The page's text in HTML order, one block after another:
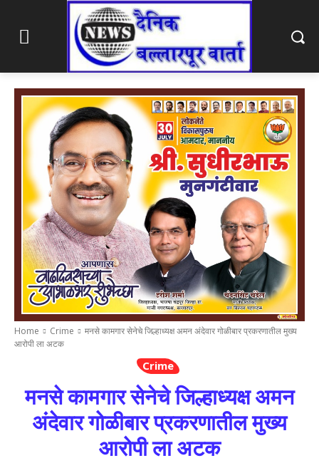
Home Crime
मनसे कामगार सेनेचे जिल्हाध्यक्ष अमन अंदेवार गोळीबार प्रकरणातील मुख्य
आरोपी ला अटक
Crime
मनसे कामगार सेनेचे जिल्हाध्यक्ष अमन
अंदेवार गोळीबार प्रकरणातील मुख्य
आरोपी ला अटक